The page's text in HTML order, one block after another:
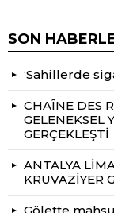
SON
‘Sahillerde
CHAÎNE DES
GELENEKSEL
GERÇEKLEŞTİ
ANTALYA
KRUVAZİYER